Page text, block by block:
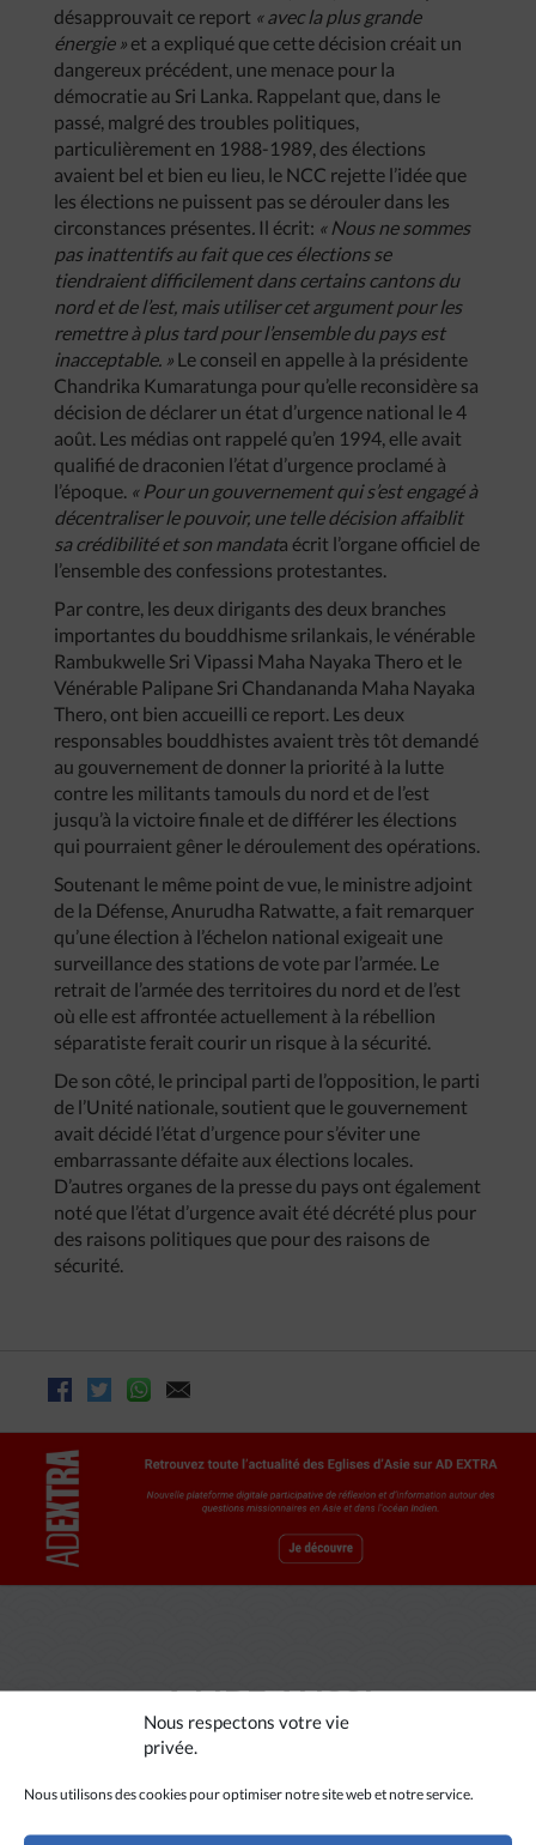
Nous respectons votre vie
privée.
Nous utilisons des cookies pour optimiser notre site web et notre service.
désapprouvait ce report «aveclaplus grande
énergie» et a expliqué que cette décision créait un
dangereux précédent, une menace pour la
démocratie au Sri Lanka. Rappelant que, dans le
passé, malgré des troubles politiques,
particulièrement en 1988-1989, des élections
avaient bel et bien eu lieu, le NCC rejette l’idée que
les élections ne puissent pas se dérouler dans les
circonstances présentes. Il écrit: « Nousnesommes
pas inattentifsau faitquecesélectionsse
tiendraientdifficilementdanscertainscantonsdu
nordetde l’est, mais utilisercetargumentpourles
remettreàplus tardpourl’ensembledupaysest
inacceptable. » Le conseil en appelle à la présidente
Chandrika Kumaratunga pour qu’elle reconsidère sa
décision de déclarer un état d’urgence national le 4
août. Les médias ont rappelé qu’en 1994, elle avait
qualifié de draconien l’état d’urgence proclamé à
l’époque. « Pourun gouvernementquis’estengagéà
décentraliserlepouvoir, une telledécision affaiblit
sacrédibilitéetson mandata écrit l’organe officiel de
l’ensemble des confessions protestantes.
Par contre, les deux dirigants des deux branches
importantes du bouddhisme srilankais, le vénérable
Rambukwelle Sri Vipassi Maha Nayaka Thero et le
Vénérable Palipane Sri Chandananda Maha Nayaka
Thero, ont bien accueilli ce report. Les deux
responsables bouddhistes avaient très tôt demandé
au gouvernement de donner la priorité à la lutte
contre les militants tamouls du nord et de l’est
jusqu’à la victoire finale et de différer les élections
qui pourraient gêner le déroulement des opérations.
Soutenant le même point de vue, le ministre adjoint
de la Défense, Anurudha Ratwatte, a fait remarquer
qu’une élection à l’échelon national exigeait une
surveillance des stations de vote par l’armée. Le
retrait de l’armée des territoires du nord et de l’est
où elle est affrontée actuellement à la rébellion
séparatiste ferait courir un risque à la sécurité.
De son côté, le principal parti de l’opposition, le parti
de l’Unité nationale, soutient que le gouvernement
avait décidé l’état d’urgence pour s’éviter une
embarrassante défaite aux élections locales.
D’autres organes de la presse du pays ont également
noté que l’état d’urgence avait été décrété plus pour
des raisons politiques que pour des raisons de
sécurité.
A LIRE AUSSI